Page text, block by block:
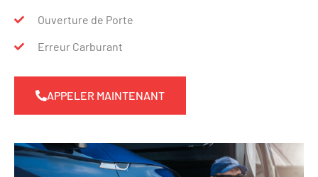
Ouverture de Porte
Erreur Carburant
APPELER MAINTENANT